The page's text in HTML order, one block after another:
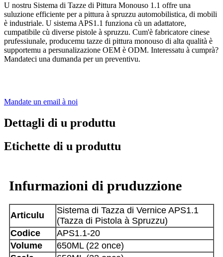
U nostru Sistema di Tazze di Pittura Monouso 1.1 offre una
suluzione efficiente per a pittura à spruzzu automobilistica, di mobili
è industriale. U sistema APS1.1 funziona cù un adattatore,
cumpatibile cù diverse pistole à spruzzu. Cum'è fabricatore cinese
prufessiunale, producemu tazze di pittura monouso di alta qualità è
supportemu a persunalizazione OEM è ODM. Interessatu à cumprà?
Mandateci una dumanda per un preventivu.
Mandate un email à noi
Dettagli di u produttu
Etichette di u produttu
Infurmazioni di pruduzzione
Articulu
Sistema di Tazza di Vernice APS1.1
(Tazza di Pistola à Spruzzu)
Codice
APS1.1-20
Volume
650ML (22 once)